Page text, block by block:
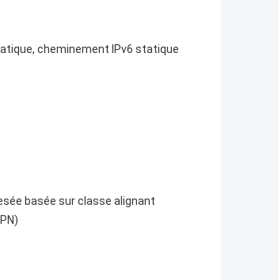
statique, cheminement IPv6 statique
basée sur classe alignant